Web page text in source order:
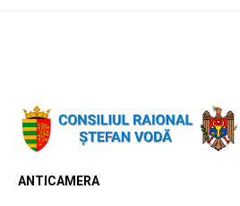
ANTICAMERA